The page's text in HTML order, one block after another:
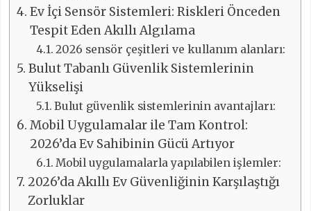
Ev İçi Sensör Sistemleri: Riskleri Önceden
Tespit Eden Akıllı Algılama
2026 sensör çeşitleri ve kullanım alanları:
Bulut Tabanlı Güvenlik Sistemlerinin
Yükselişi
Bulut güvenlik sistemlerinin avantajları:
Mobil Uygulamalar ile Tam Kontrol:
2026’da Ev Sahibinin Gücü Artıyor
Mobil uygulamalarla yapılabilen işlemler:
2026’da Akıllı Ev Güvenliğinin Karşılaştığı
Zorluklar